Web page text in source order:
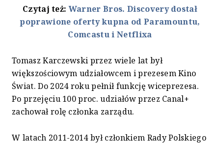
Czytaj też:Warner Bros. Discovery dostał
poprawione oferty kupna od Paramountu,
Comcastu i Netflixa
Tomasz Karczewski przez wiele lat był
większościowym udziałowcem i prezesem Kino
Świat. Do 2024 roku pełnił funkcję wiceprezesa.
Po przejęciu 100 proc. udziałów przez Canal+
zachował rolę członka zarządu.
W latach 2011-2014 był członkiem Rady Polskiego